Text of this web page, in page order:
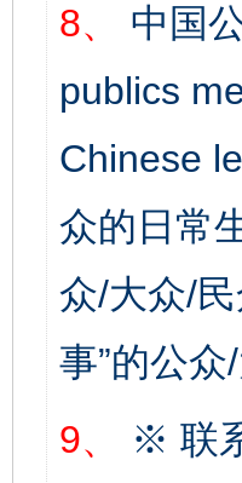
8、
中国
publics
Chinese
众的日常
众/大众/
事”的公
9、
※ 联
千年窑火 生